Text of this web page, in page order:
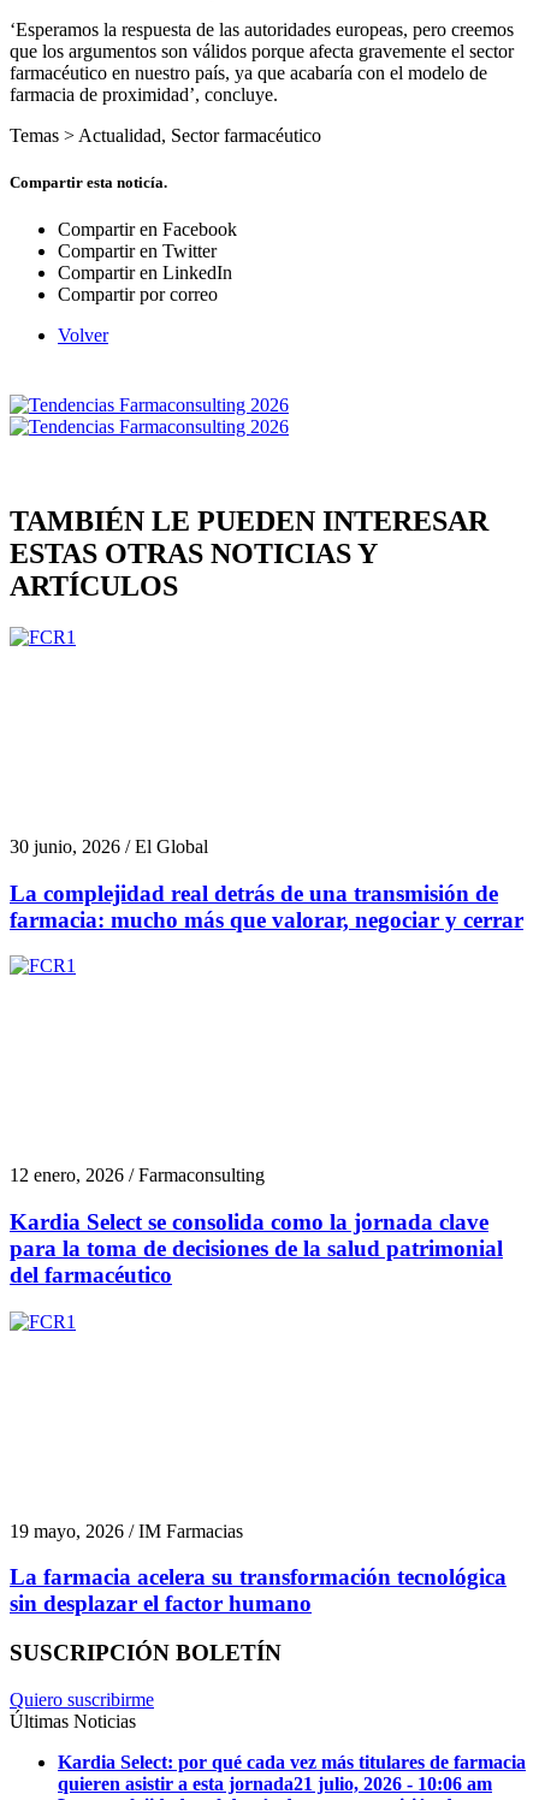
‘Esperamos la respuesta de las autoridades europeas, pero creemos
que los argumentos son válidos porque afecta gravemente el sector
farmacéutico en nuestro país, ya que acabaría con el modelo de
farmacia de proximidad’, concluye.
Temas > Actualidad, Sector farmacéutico
Compartir esta noticía.
Compartir en Facebook
Compartir en Twitter
Compartir en LinkedIn
Compartir por correo
Volver
TAMBIÉN LE PUEDEN INTERESAR
ESTAS OTRAS NOTICIAS Y
ARTÍCULOS
30 junio, 2026 / El Global
La complejidad real detrás de una transmisión de
farmacia: mucho más que valorar, negociar y cerrar
12 enero, 2026 / Farmaconsulting
Kardia Select se consolida como la jornada clave
para la toma de decisiones de la salud patrimonial
del farmacéutico
19 mayo, 2026 / IM Farmacias
La farmacia acelera su transformación tecnológica
sin desplazar el factor humano
SUSCRIPCIÓN BOLETÍN
Quiero suscribirme
Últimas Noticias
Kardia Select: por qué cada vez más titulares de farmacia
quieren asistir a esta jornada21 julio, 2026 - 10:06 am